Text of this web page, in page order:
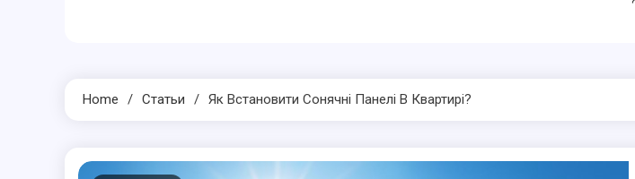
Home Статьи Як Встановити Сонячні Панелі В Квартирі?